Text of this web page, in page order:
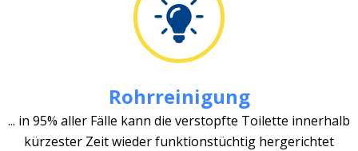
Rohrreinigung
... in 95% aller Fälle kann die verstopfte Toilette innerhalb
kürzester Zeit wieder funktionstüchtig hergerichtet